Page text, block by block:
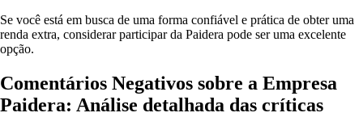
Se você está em busca de uma forma confiável e prática de obter uma
renda extra, considerar participar da Paidera pode ser uma excelente
opção.
Comentários Negativos sobre a Empresa
Paidera: Análise detalhada das críticas